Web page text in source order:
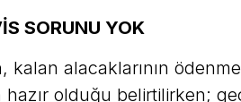
SORUNU YOK
kalan alacaklarının
hazır olduğu belirtilirken;